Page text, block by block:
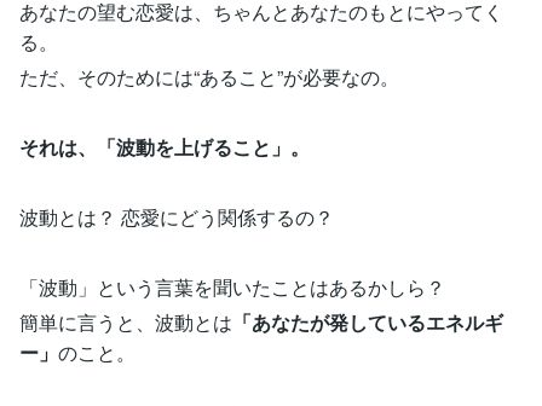
あなたの望む恋愛は、ちゃんとあなたのもとにやってく
る。
ただ、そのためには“あること”が必要なの。
それは、「波動を上げること」。
波動とは？ 恋愛にどう関係するの？
「波動」という言葉を聞いたことはあるかしら？
簡単に言うと、波動とは 「あなたが発しているエネルギ
ー」 のこと。